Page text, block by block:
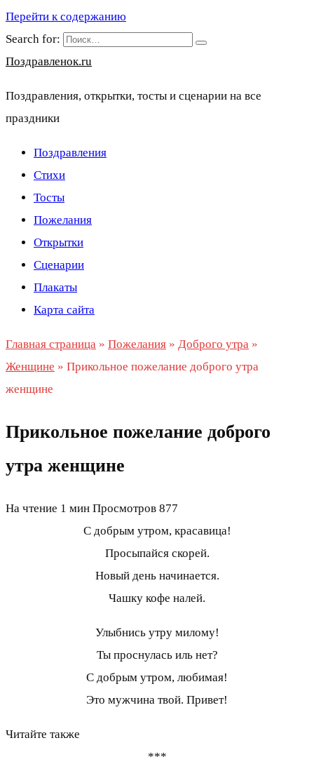
Перейти к содержанию
Search for:
Поздравленок.ru
Поздравления, открытки, тосты и сценарии на все
праздники
Поздравления
Стихи
Тосты
Пожелания
Открытки
Сценарии
Плакаты
Карта сайта
Главная страница » Пожелания » Доброго утра »
Женщине » Прикольное пожелание доброго утра
женщине
Прикольное пожелание доброго
утра женщине
На чтение 1 мин Просмотров 877
С добрым утром, красавица!
Просыпайся скорей.
Новый день начинается.
Чашку кофе налей.
Улыбнись утру милому!
Ты проснулась иль нет?
С добрым утром, любимая!
Это мужчина твой. Привет!
Читайте также
***